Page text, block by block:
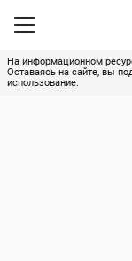
На информационном
Оставаясь на сайте, вы
использование.